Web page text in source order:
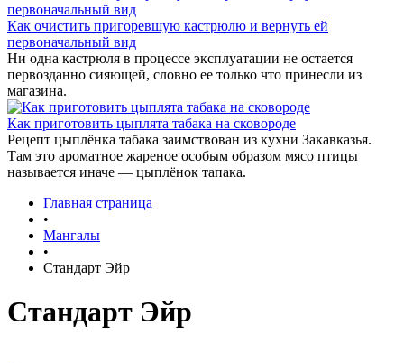
Как очистить пригоревшую кастрюлю и вернуть ей
первоначальный вид
Ни одна кастрюля в процессе эксплуатации не остается
первозданно сияющей, словно ее только что принесли из
магазина.
Как приготовить цыплята табака на сковороде
Рецепт цыплёнка табака заимствован из кухни Закавказья.
Там это ароматное жареное особым образом мясо птицы
называется иначе — цыплёнок тапака.
Главная страница
•
Мангалы
•
Стандарт Эйр
Стандарт Эйр